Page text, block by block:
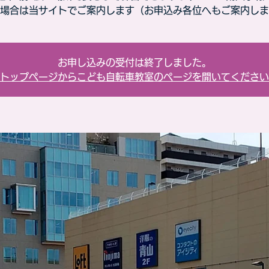
合は当サイトでご案内します（お申込み各位へもご案内し
お申し込みの受付は終了しました。
トップページからこども自転車教室のページを開いてください